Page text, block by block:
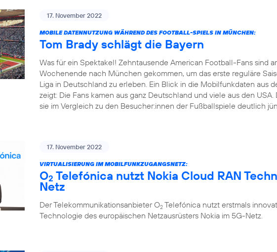
17. November 2022
MOBILE DATENNUTZUNG WÄHREND DES FOOTBALL-SPIELS IN MÜNCHEN:
Tom Brady schlägt die Bayern
Was für ein Spektakel! Zehntausende American Football-Fans sind
Wochenende nach München gekommen, um das erste reguläre
Liga in Deutschland zu erleben. Ein Blick in die Mobilfunkdaten aus
zeigt: Die Fans kamen aus ganz Deutschland und viele aus den
sie im Vergleich zu den Besucher:innen der Fußballspiele deutlich
17. November 2022
VIRTUALISIERUNG IM MOBILFUNKZUGANGSNETZ:
O2 Telefónica nutzt Nokia Cloud RAN
Netz
Der Telekommunikationsanbieter O2 Telefónica nutzt erstmals
Technologie des europäischen Netzausrüsters Nokia im 5G-Netz.